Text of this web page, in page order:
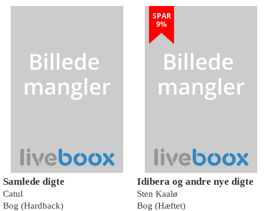
Samlede digte
Catul
Bog (Hardback)
SPAR
9%
Idibera og andre nye digte
Sten Kaalø
Bog (Hæftet)